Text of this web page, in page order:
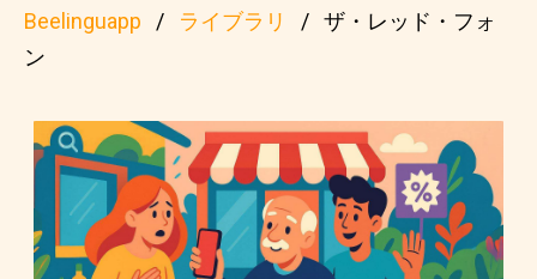
Beelinguapp ライブラリ
ザ・レッド・フォ
ン